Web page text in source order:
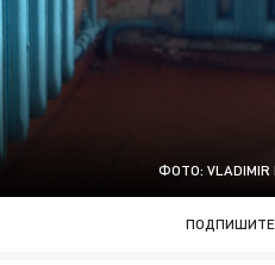
ФОТО: VLADIMIR